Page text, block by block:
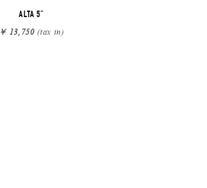
ALTA 5"
￥ 13,750(tax in)